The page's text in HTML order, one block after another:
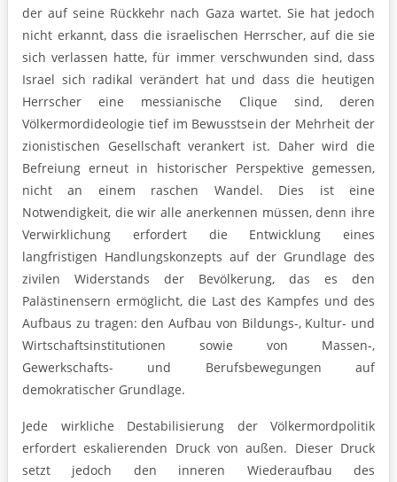
der auf seine Rückkehr nach Gaza wartet. Sie hat jedoch
nicht erkannt, dass die israelischen Herrscher, auf die sie
sich verlassen hatte, für immer verschwunden sind, dass
Israel sich radikal verändert hat und dass die heutigen
Herrscher eine messianische Clique sind, deren
Völkermordideologie tief im Bewusstsein der Mehrheit der
zionistischen Gesellschaft verankert ist. Daher wird die
Befreiung erneut in historischer Perspektive gemessen,
nicht an einem raschen Wandel. Dies ist eine
Notwendigkeit, die wir alle anerkennen müssen, denn ihre
Verwirklichung erfordert die Entwicklung eines
langfristigen Handlungskonzepts auf der Grundlage des
zivilen Widerstands der Bevölkerung, das es den
Palästinensern ermöglicht, die Last des Kampfes und des
Aufbaus zu tragen: den Aufbau von Bildungs-, Kultur- und
Wirtschaftsinstitutionen sowie von Massen-,
Gewerkschafts- und Berufsbewegungen auf
demokratischer Grundlage.
Jede wirkliche Destabilisierung der Völkermordpolitik
erfordert eskalierenden Druck von außen. Dieser Druck
setzt jedoch den inneren Wiederaufbau des